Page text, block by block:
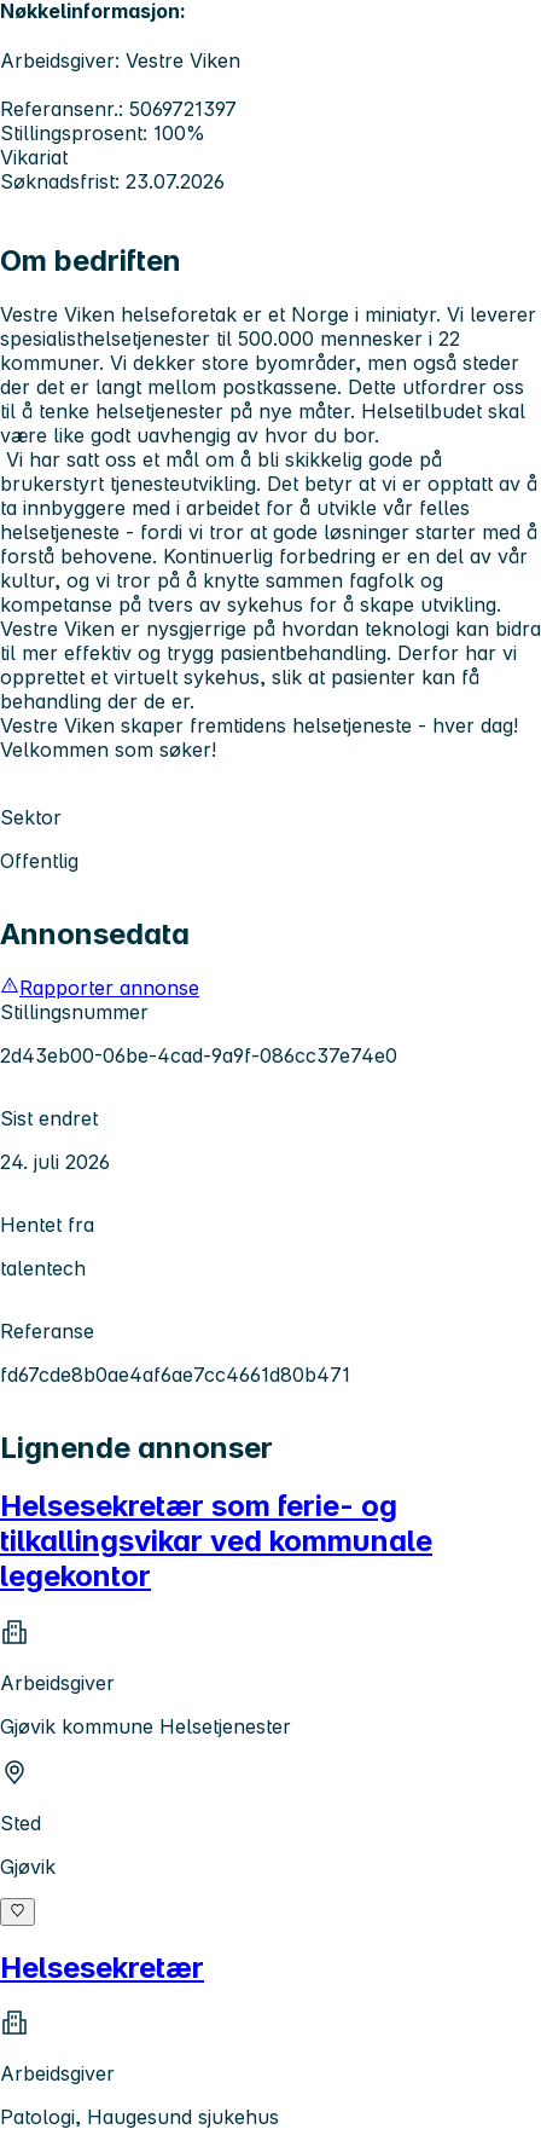
Nøkkelinformasjon:
Arbeidsgiver: Vestre Viken
Referansenr.: 5069721397
Stillingsprosent: 100%
Vikariat
Søknadsfrist: 23.07.2026
Om bedriften
Vestre Viken helseforetak er et Norge i miniatyr. Vi leverer
spesialisthelsetjenester til 500.000 mennesker i 22
kommuner. Vi dekker store byområder, men også steder
der det er langt mellom postkassene. Dette utfordrer oss
til å tenke helsetjenester på nye måter. Helsetilbudet skal
være like godt uavhengig av hvor du bor.
Vi har satt oss et mål om å bli skikkelig gode på
brukerstyrt tjenesteutvikling. Det betyr at vi er opptatt av å
ta innbyggere med i arbeidet for å utvikle vår felles
helsetjeneste - fordi vi tror at gode løsninger starter med å
forstå behovene. Kontinuerlig forbedring er en del av vår
kultur, og vi tror på å knytte sammen fagfolk og
kompetanse på tvers av sykehus for å skape utvikling.
Vestre Viken er nysgjerrige på hvordan teknologi kan bidra
til mer effektiv og trygg pasientbehandling. Derfor har vi
opprettet et virtuelt sykehus, slik at pasienter kan få
behandling der de er.
Vestre Viken skaper fremtidens helsetjeneste - hver dag!
Velkommen som søker!
Sektor
Offentlig
Annonsedata
Rapporter annonse
Stillingsnummer
2d43eb00-06be-4cad-9a9f-086cc37e74e0
Sist endret
24. juli 2026
Hentet fra
talentech
Referanse
fd67cde8b0ae4af6ae7cc4661d80b471
Lignende annonser
Helsesekretær som ferie- og
tilkallingsvikar ved kommunale
legekontor
Arbeidsgiver
Gjøvik kommune Helsetjenester
Sted
Gjøvik
Helsesekretær
Arbeidsgiver
Patologi, Haugesund sjukehus